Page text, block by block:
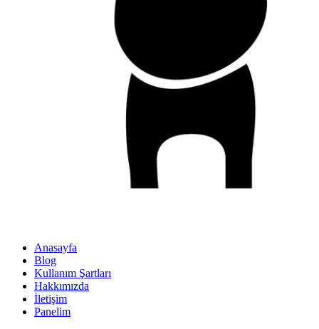
Anasayfa
Blog
Kullanım Şartları
Hakkımızda
İletişim
Panelim